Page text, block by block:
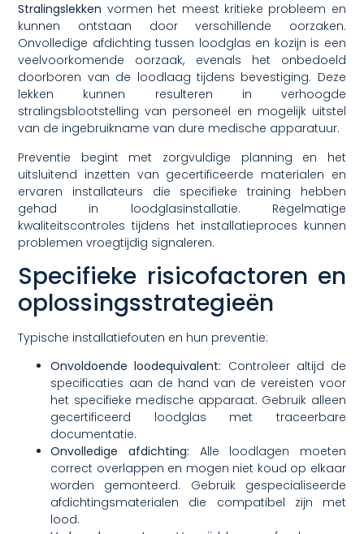
Stralingslekken vormen het meest kritieke probleem en
kunnen ontstaan door verschillende oorzaken.
Onvolledige afdichting tussen loodglas en kozijn is een
veelvoorkomende oorzaak, evenals het onbedoeld
doorboren van de loodlaag tijdens bevestiging. Deze
lekken kunnen resulteren in verhoogde
stralingsblootstelling van personeel en mogelijk uitstel
van de ingebruikname van dure medische apparatuur.
Preventie begint met zorgvuldige planning en het
uitsluitend inzetten van gecertificeerde materialen en
ervaren installateurs die specifieke training hebben
gehad in loodglasinstallatie. Regelmatige
kwaliteitscontroles tijdens het installatieproces kunnen
problemen vroegtijdig signaleren.
Specifieke risicofactoren en
oplossingsstrategieën
Typische installatiefouten en hun preventie:
Onvoldoende loodequivalent: Controleer altijd de
specificaties aan de hand van de vereisten voor
het specifieke medische apparaat. Gebruik alleen
gecertificeerd loodglas met traceerbare
documentatie.
Onvolledige afdichting: Alle loodlagen moeten
correct overlappen en mogen niet koud op elkaar
worden gemonteerd. Gebruik gespecialiseerde
afdichtingsmaterialen die compatibel zijn met
lood.